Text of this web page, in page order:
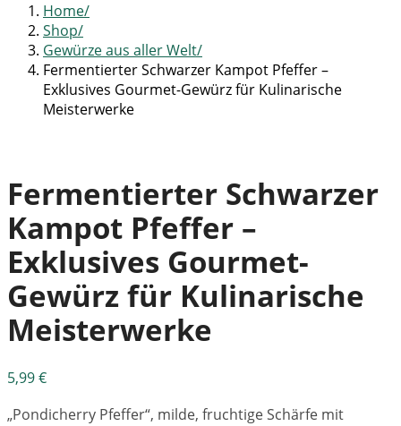
Home
Shop
Gewürze aus aller Welt
Fermentierter Schwarzer Kampot Pfeffer –
Exklusives Gourmet-Gewürz für Kulinarische
Meisterwerke
Fermentierter Schwarzer
Kampot Pfeffer –
Exklusives Gourmet-
Gewürz für Kulinarische
Meisterwerke
5,99€
„Pondicherry Pfeffer“, milde, fruchtige Schärfe mit